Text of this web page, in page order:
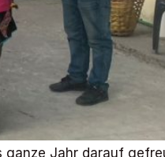
ganze Jahr darauf